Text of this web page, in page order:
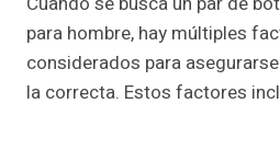
para hombre, hay múltiples
considerados para
la correcta. Estos factores